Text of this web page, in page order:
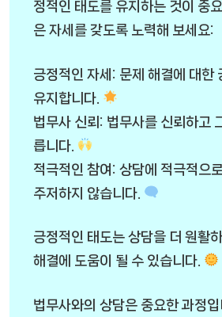
정적인 태도를 유지하는 것이 중
은 자세를 갖도록 노력해 보세요:
긍정적인 자세: 문제 해결에 대한
유지합니다.
법무사 신뢰: 법무사를 신뢰하고
릅니다.
적극적인 참여: 상담에 적극적으
주저하지 않습니다.
긍정적인 태도는 상담을 더 원활
해결에 도움이 될 수 있습니다.
법무사와의 상담은 중요한 과정입